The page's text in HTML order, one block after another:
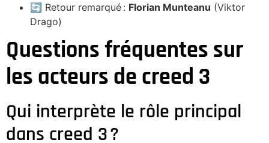
🔄 Retour remarqué : Florian Munteanu (Viktor
Drago)
Questions fréquentes sur
les acteurs de creed 3
Qui interprète le rôle principal
dans creed 3 ?